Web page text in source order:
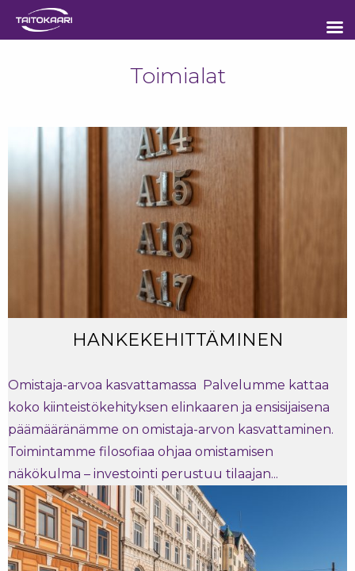
Toimialat
HANKEKEHITTÄMINEN
Omistaja-arvoa kasvattamassa Palvelumme kattaa
koko kiinteistökehityksen elinkaaren ja ensisijaisena
päämääränämme on omistaja-arvon kasvattaminen.
Toimintamme filosofiaa ohjaa omistamisen
näkökulma – investointi perustuu tilaajan...